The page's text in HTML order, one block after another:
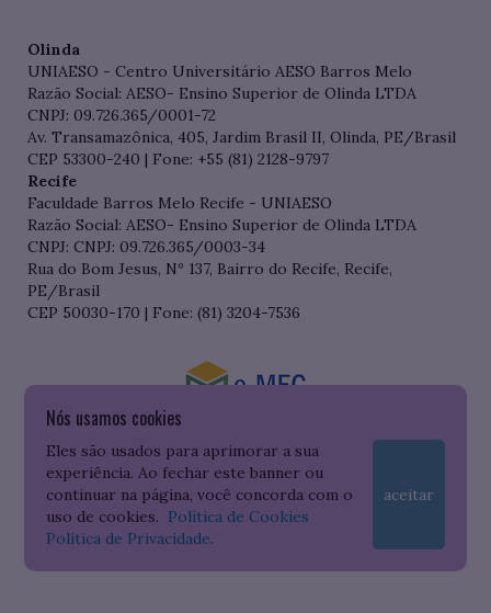
Nós usamos cookies
Eles são usados para aprimorar a sua
experiência. Ao fechar este banner ou
continuar na página, você concorda com o
uso de cookies. Política de Cookies
Política de Privacidade.
aceitar
Olinda
UNIAESO - Centro Universitário AESO Barros Melo
Razão Social: AESO- Ensino Superior de Olinda LTDA
CNPJ: 09.726.365/0001-72
Av. Transamazônica, 405, Jardim Brasil II, Olinda, PE/Brasil
CEP 53300-240 | Fone: +55 (81) 2128-9797
Recife
Faculdade Barros Melo Recife - UNIAESO
Razão Social: AESO- Ensino Superior de Olinda LTDA
CNPJ: CNPJ: 09.726.365/0003-34
Rua do Bom Jesus, Nº 137, Bairro do Recife, Recife,
PE/Brasil
CEP 50030-170 | Fone: (81) 3204-7536
Consulte o cadastro da Instituição no Sistema do e-MEC